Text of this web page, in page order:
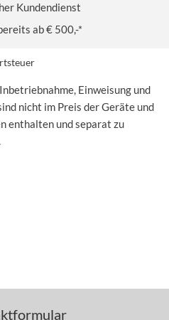
Kundendienst
ab € 500,-*
Einweisung und
nicht im Preis der Geräte und
enthalten und separat zu